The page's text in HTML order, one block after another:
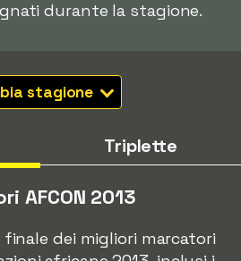
durante la stagione.
stagione
Triplette
AFCON 2013
dei migliori marcatori